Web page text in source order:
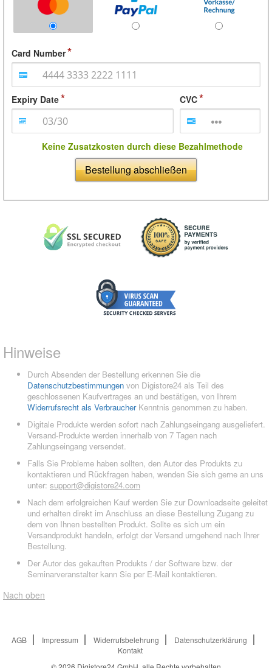
Card Number
Expiry Date CVC
Keine Zusatzkosten durch diese Bezahlmethode
Bestellung abschließen
Hinweise
Durch Absenden der Bestellung erkennen Sie die
Datenschutzbestimmungen von Digistore24 als Teil des
geschlossenen Kaufvertrages an und bestätigen, von Ihrem
Widerrufsrecht als VerbraucherKenntnis genommen zu haben.
Digitale Produkte werden sofort nach Zahlungseingang ausgeliefert.
Versand-Produkte werden innerhalb von 7 Tagen nach
Zahlungseingang versendet.
Falls Sie Probleme haben sollten, den Autor des Produkts zu
kontaktieren und Rückfragen haben, wenden Sie sich gerne an uns
unter: support@digistore24.com
Nach dem erfolgreichen Kauf werden Sie zur Downloadseite geleitet
und erhalten direkt im Anschluss an diese Bestellung Zugang zu
dem von Ihnen bestellten Produkt. Sollte es sich um ein
Versandprodukt handeln, erfolgt der Versand umgehend nach Ihrer
Bestellung.
Der Autor des gekauften Produkts / der Software bzw. der
Seminarveranstalter kann Sie per E-Mail kontaktieren.
Nach oben
AGB Impressum Widerrufsbelehrung
Datenschutzerklärung
Kontakt